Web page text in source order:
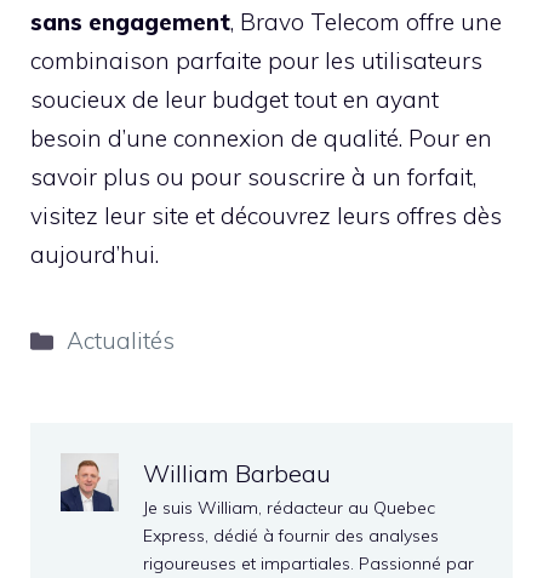
sans engagement, Bravo Telecom offre une
combinaison parfaite pour les utilisateurs
soucieux de leur budget tout en ayant
besoin d’une connexion de qualité. Pour en
savoir plus ou pour souscrire à un forfait,
visitez leur site et découvrez leurs offres dès
aujourd’hui.
Catégories
Actualités
William Barbeau
Je suis William, rédacteur au Quebec
Express, dédié à fournir des analyses
rigoureuses et impartiales. Passionné par